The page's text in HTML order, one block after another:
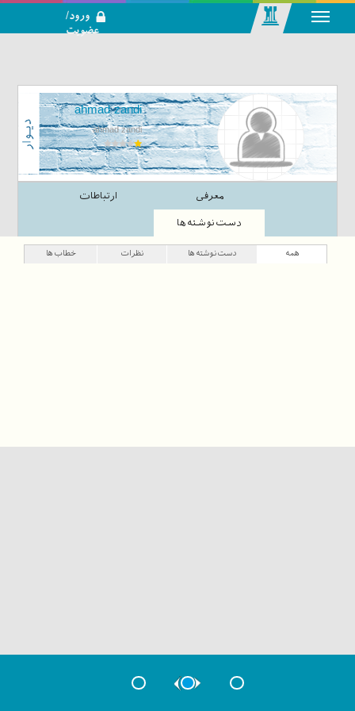
تحلیلی بازار
سرمایه
ورود/
عضویت
ahmad zandi
ahmad zandi
معرفی ارتباطات
دست‌نوشته‌ها
همه دست‌نوشته‌ها نظرات خطاب‌ها